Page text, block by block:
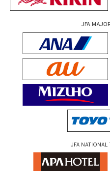
JFA
JFA NATIONAL